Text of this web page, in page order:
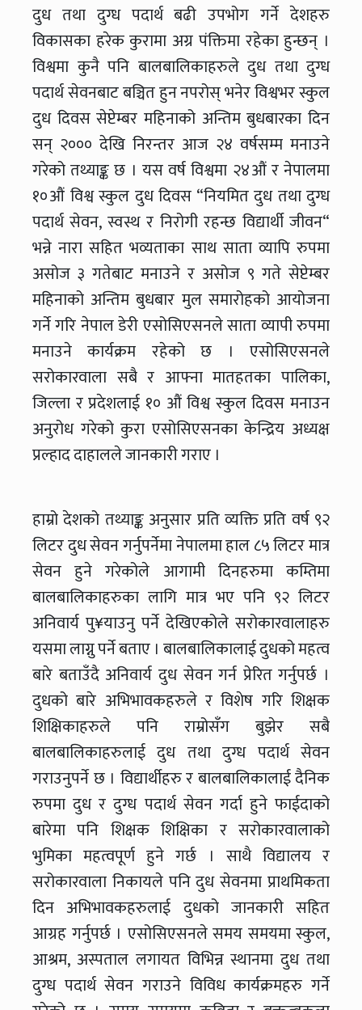
दुध तथा दुग्ध पदार्थ बढी उपभोग गर्ने देशहरु
विकासका हरेक कुरामा अग्र पंक्तिमा रहेका हुन्छन् ।
विश्वमा कुनै पनि बालबालिकाहरुले दुध तथा दुग्ध
पदार्थ सेवनबाट बञ्चित हुन नपरोस् भनेर विश्वभर स्कुल
दुध दिवस सेप्टेम्बर महिनाको अन्तिम बुधबारका दिन
सन् २००० देखि निरन्तर आज २४ वर्षसम्म मनाउने
गरेको तथ्याङ्क छ । यस वर्ष विश्वमा २४औं र नेपालमा
१०औं विश्व स्कुल दुध दिवस “नियमित दुध तथा दुग्ध
पदार्थ सेवन, स्वस्थ र निरोगी रहन्छ विद्यार्थी जीवन“
भन्ने नारा सहित भव्यताका साथ साता व्यापि रुपमा
असोज ३ गतेबाट मनाउने र असोज ९ गते सेप्टेम्बर
महिनाको अन्तिम बुधबार मुल समारोहको आयोजना
गर्ने गरि नेपाल डेरी एसोसिएसनले साता व्यापी रुपमा
मनाउने कार्यक्रम रहेको छ । एसोसिएसनले
सरोकारवाला सबै र आफ्ना मातहतका पालिका,
जिल्ला र प्रदेशलाई १० औं विश्व स्कुल दिवस मनाउन
अनुरोध गरेको कुरा एसोसिएसनका केन्द्रिय अध्यक्ष
प्रल्हाद दाहालले जानकारी गराए ।
हाम्रो देशको तथ्याङ्क अनुसार प्रति व्यक्ति प्रति वर्ष ९२
लिटर दुध सेवन गर्नुपर्नेमा नेपालमा हाल ८५ लिटर मात्र
सेवन हुने गरेकोले आगामी दिनहरुमा कम्तिमा
बालबालिकाहरुका लागि मात्र भए पनि ९२ लिटर
अनिवार्य पु¥याउनु पर्ने देखिएकोले सरोकारवालाहरु
यसमा लाग्नु पर्ने बताए । बालबालिकालाई दुधको महत्व
बारे बताउँदै अनिवार्य दुध सेवन गर्न प्रेरित गर्नुपर्छ ।
दुधको बारे अभिभावकहरुले र विशेष गरि शिक्षक
शिक्षिकाहरुले पनि राम्रोसँग बुझेर सबै
बालबालिकाहरुलाई दुध तथा दुग्ध पदार्थ सेवन
गराउनुपर्ने छ । विद्यार्थीहरु र बालबालिकालाई दैनिक
रुपमा दुध र दुग्ध पदार्थ सेवन गर्दा हुने फाईदाको
बारेमा पनि शिक्षक शिक्षिका र सरोकारवालाको
भुमिका महत्वपूर्ण हुने गर्छ । साथै विद्यालय र
सरोकारवाला निकायले पनि दुध सेवनमा प्राथमिकता
दिन अभिभावकहरुलाई दुधको जानकारी सहित
आग्रह गर्नुपर्छ । एसोसिएसनले समय समयमा स्कुल,
आश्रम, अस्पताल लगायत विभिन्न स्थानमा दुध तथा
दुग्ध पदार्थ सेवन गराउने विविध कार्यक्रमहरु गर्ने